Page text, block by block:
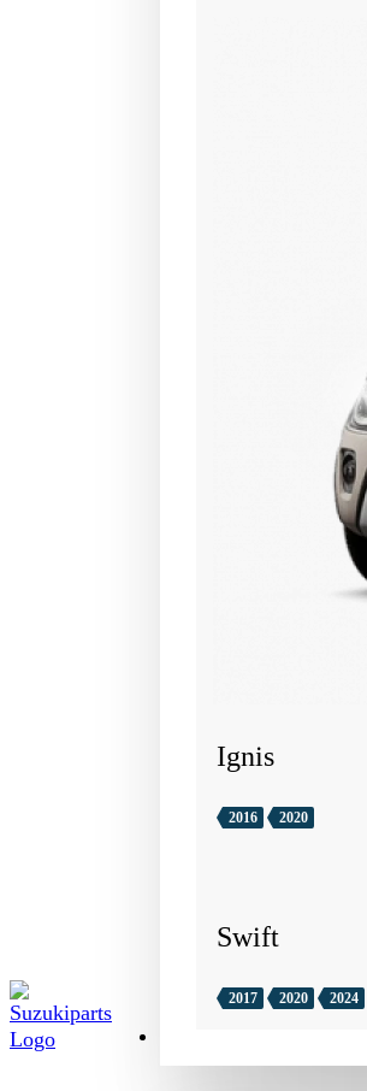
Ignis
2016 2020
Swift
2017 2020 2024